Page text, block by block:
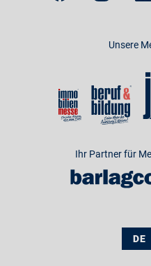
Unsere
Ihr Partner für
DE